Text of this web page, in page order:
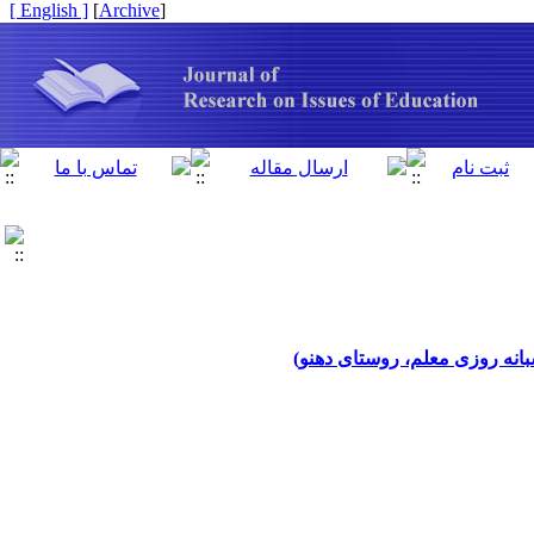
[
Archive
]
[ English ]
روزی معلم، روستای دهنو)